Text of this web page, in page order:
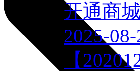
开通商
2025-08-
【